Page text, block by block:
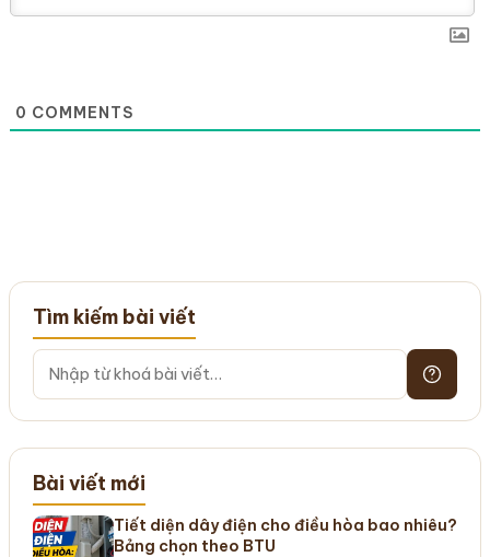
0 COMMENTS
Tìm kiếm bài viết
Bài viết mới
Tiết diện dây điện cho điều hòa bao nhiêu?
Bảng chọn theo BTU